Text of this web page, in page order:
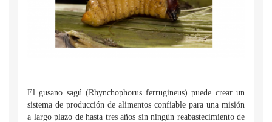
El gusano sagú (Rhynchophorus ferrugineus) puede crear un
sistema de producción de alimentos confiable para una misión
a largo plazo de hasta tres años sin ningún reabastecimiento de